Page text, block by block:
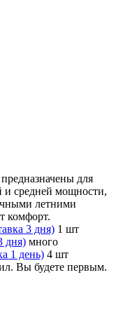
предназначены для
и средней мощности,
летними
комфорт.
3 дня) 1 шт
дня) много
1 день) 4 шт
Вы будете первым.